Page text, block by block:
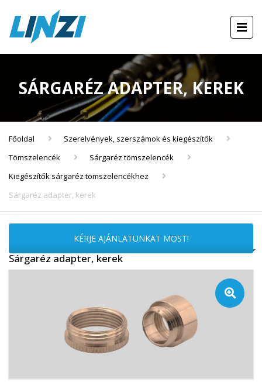
SÁRGARÉZ ADAPTER, KEREK
Főoldal
Szerelvények, szerszámok és kiegészítők
Tömszelencék
Sárgaréz tömszelencék
Kiegészítők sárgaréz tömszelencékhez
Sárgaréz adapter, kerek
KÉRJE AJÁNLATUNKAT MOST!
Sárgaréz adapter, kerek
🔍